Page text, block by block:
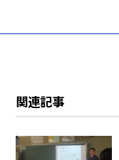
関連記事